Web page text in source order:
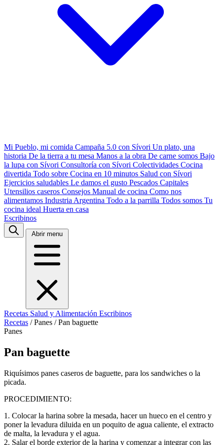
Mi Pueblo, mi comida Campaña 5.0 con Sívori Un plato, una
historia De la tierra a tu mesa Manos a la obra De carne somos Bajo
la lupa con Sívori Consultoría con Sívori Colectividades Cocina
divertida Todo sobre Cocina en 10 minutos Salud con Sívori
Ejercicios saludables Le damos el gusto Pescados Capitales
Utensilios caseros Consejos Manual de cocina Como nos
alimentamos Industria Argentina Todo a la parrilla Todos somos Tu
cocina ideal Huerta en casa
Escribinos
Abrir menu
Recetas Salud y Alimentación Escribinos
Recetas / Panes / Pan baguette
Panes
Pan baguette
Riquísimos panes caseros de baguette, para los sandwiches o la
picada.
PROCEDIMIENTO:
1. Colocar la harina sobre la mesada, hacer un hueco en el centro y
poner la levadura diluida en un poquito de agua caliente, el extracto
de malta, la levadura y el agua.
2. Salar el borde exterior de la harina y comenzar a integrar con las